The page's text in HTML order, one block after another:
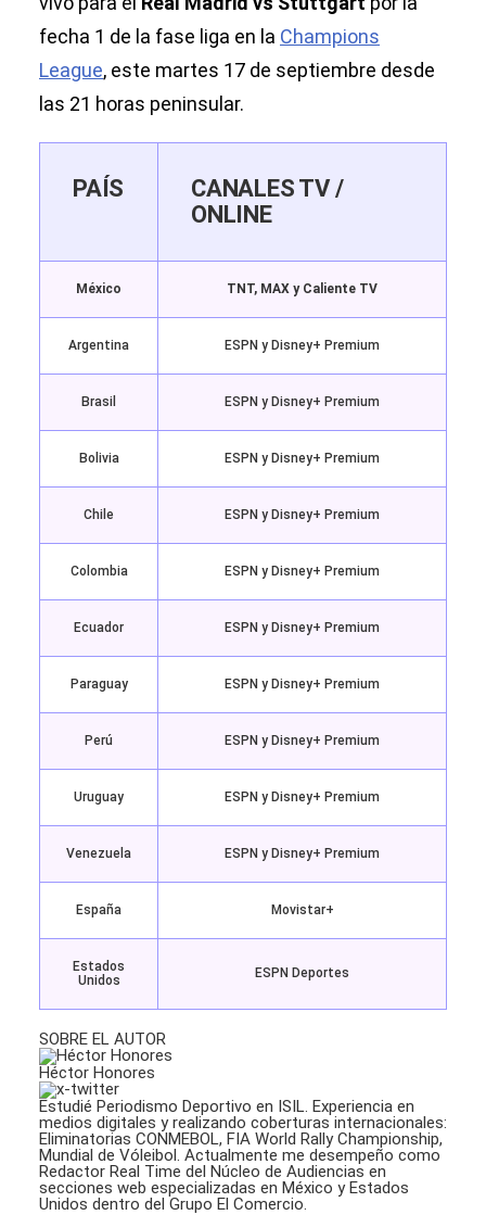
fecha 1 de la fase liga en la Champions
League, este martes 17 de septiembre desde
las 21 horas peninsular.
PAÍS
CANALES TV /
ONLINE
México TNT, MAX y Caliente TV
Argentina ESPN y Disney+ Premium
Brasil ESPN y Disney+ Premium
Bolivia ESPN y Disney+ Premium
Chile ESPN y Disney+ Premium
Colombia ESPN y Disney+ Premium
Ecuador ESPN y Disney+ Premium
Paraguay ESPN y Disney+ Premium
Perú ESPN y Disney+ Premium
Uruguay ESPN y Disney+ Premium
Venezuela ESPN y Disney+ Premium
España Movistar+
Estados
Unidos
ESPN Deportes
SOBRE EL AUTOR
Héctor Honores
Estudié Periodismo Deportivo en ISIL. Experiencia en
medios digitales y realizando coberturas internacionales:
Eliminatorias CONMEBOL, FIA World Rally Championship,
Mundial de Vóleibol. Actualmente me desempeño como
Redactor Real Time del Núcleo de Audiencias en
secciones web especializadas en México y Estados
Unidos dentro del Grupo El Comercio.